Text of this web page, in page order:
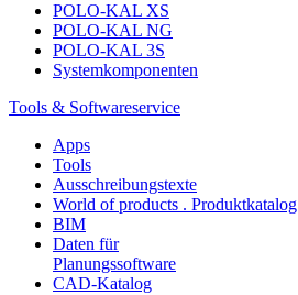
POLO-KAL XS
POLO-KAL NG
POLO-KAL 3S
Systemkomponenten
Tools & Softwareservice
Apps
Tools
Ausschreibungstexte
World of products . Produktkatalog
BIM
Daten für
Planungssoftware
CAD-Katalog